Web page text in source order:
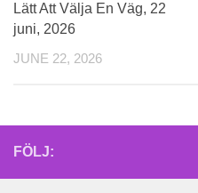
Lätt Att Välja En Väg, 22
juni, 2026
JUNE 22, 2026
FÖLJ: